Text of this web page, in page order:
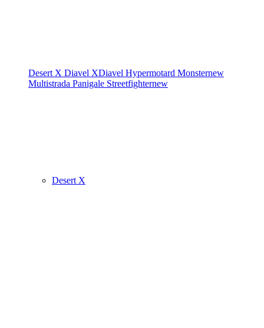
Desert X Diavel XDiavel Hypermotard Monsternew
Multistrada Panigale Streetfighternew
Desert X